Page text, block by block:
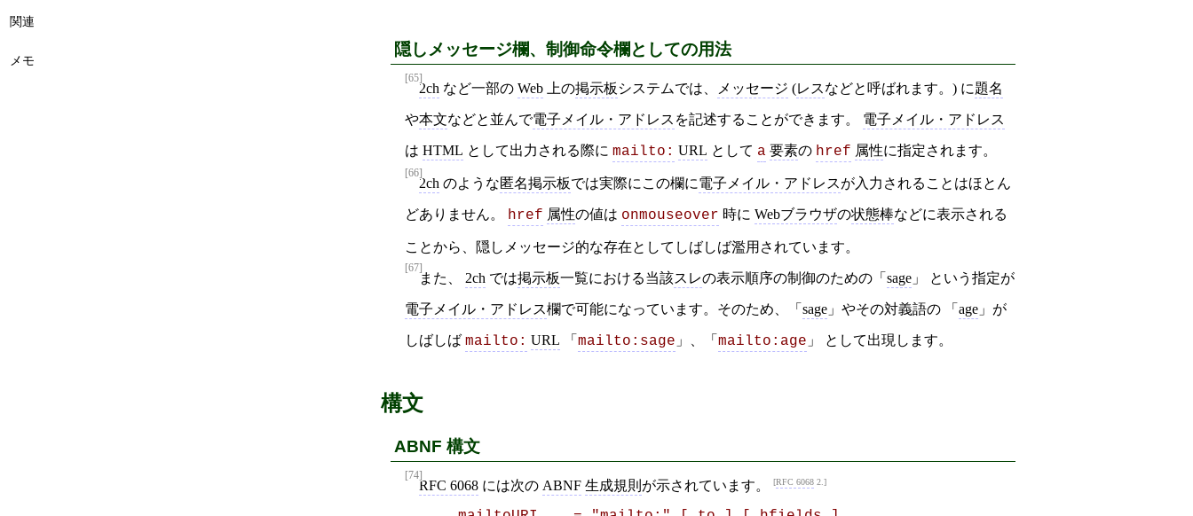
隠しメッセージ欄、制御命令欄としての用法
[65]
2ch など一部の Web 上の掲示板 システムでは、 メッセージ (レスなどと呼ばれます。) に題名
や本文などと並んで電子メイル・アドレス を記述することができます。 電子メイル・アドレス
は HTML として出力される際に mailto: URL として a 要素の href 属性に指定されます。
[66]
2ch のような匿名掲示板では実際にこの欄に電子メイル・アドレスが入力されることはほとん
どありません。 href 属性の値は onmouseover 時に Webブラウザの状態棒などに表示される
ことから、隠しメッセージ的な存在としてしばしば濫用されています。
[67]
また、 2ch では掲示板一覧における当該スレの表示順序の制御のための「 sage 」 という指定が
電子メイル・アドレス欄で可能になっています。そのため、「 sage 」やその対義語の 「 age 」が
しばしば mailto: URL 「 mailto:sage 」、「 mailto:age 」 として出現します。
構文
ABNF 構文
[74]
RFC 6068 には次の ABNF 生成規則 が示されています。 RFC 6068 2.
関連
メモ